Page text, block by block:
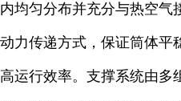
内均匀分布并充分与热空气
动力传递方式，保证筒体平
高运行效率。支撑系统由多